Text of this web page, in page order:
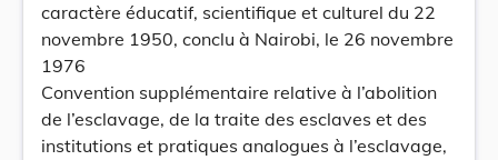
caractère éducatif, scientifique et culturel du 22
novembre 1950, conclu à Nairobi, le 26 novembre
1976
Convention supplémentaire relative à l’abolition
de l’esclavage, de la traite des esclaves et des
institutions et pratiques analogues à l’esclavage,